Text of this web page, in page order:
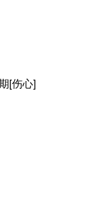
[伤心]